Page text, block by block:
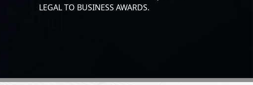
LEGAL TO BUSINESS AWARDS.